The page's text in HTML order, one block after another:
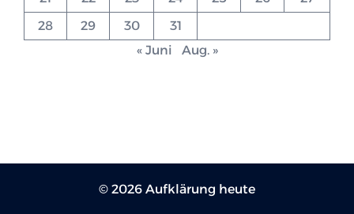
28
29 30
31
« Juni
Aug. »
© 2026 Aufklärung heute